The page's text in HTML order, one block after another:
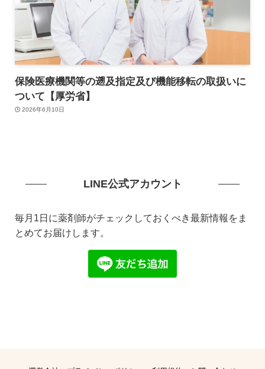
保険医療機関等の遡及指定及び機能移転の取扱いに
ついて【厚労省】
2026年6月10日
LINE公式アカウント
毎月1日に薬剤師がチェックしておくべき最新情報をま
とめてお届けします。